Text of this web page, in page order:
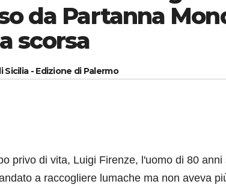
da Partanna
scorsa
Sicilia - Edizione di Palermo
privo di vita, Luigi Firenze, l'uomo di 80
a raccogliere lumache ma non aveva